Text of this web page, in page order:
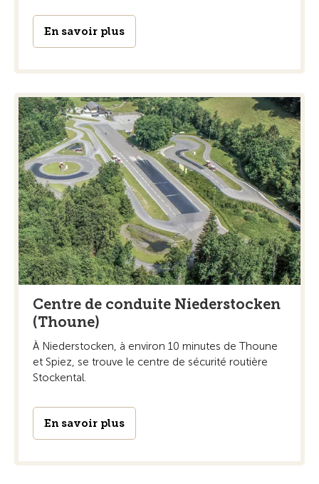
En savoir plus
Centre de conduite Niederstocken
(Thoune)
À Niederstocken, à environ 10 minutes de Thoune
et Spiez, se trouve le centre de sécurité routière
Stockental.
En savoir plus